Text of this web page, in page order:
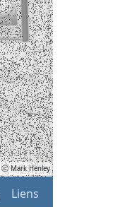
ⓒ Mark Henley
Liens